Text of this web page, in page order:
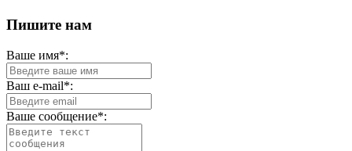
Пишите нам
Ваше имя*:
Ваш e-mail*:
Ваше сообщение*: